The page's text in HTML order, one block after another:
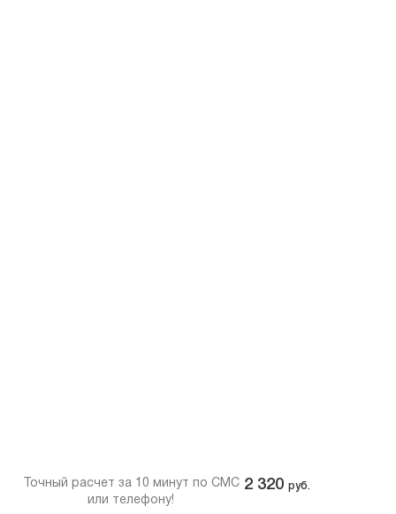
Точный расчет за 10 минут по СМС
или телефону!
2 320 руб.